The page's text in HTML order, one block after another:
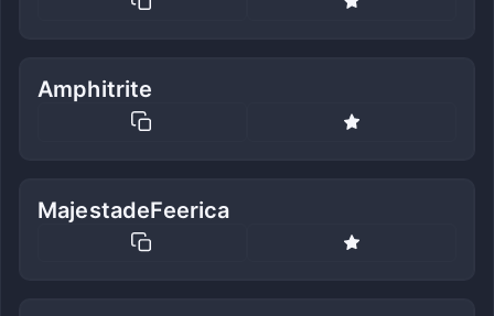
Amphitrite
MajestadeFeerica